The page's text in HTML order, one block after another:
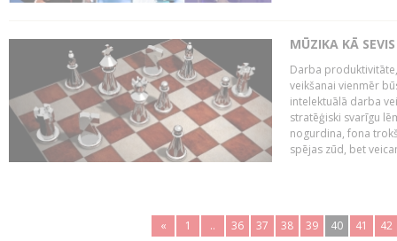
MŪZIKA KĀ
Darba
veikšanai vienmēr
intelektuālā darba
stratēģiski svarīgu
nogurdina, fona
spējas zūd, bet
« 1 .. 36 37 38 39 40 41 42